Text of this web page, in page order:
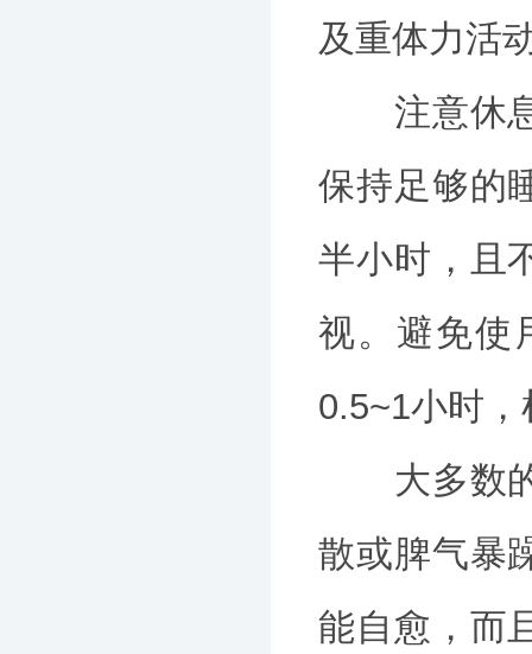
及重体力活
注意休息
保持足够的
半小时，且
视。避免使
0.5~1小时
大多数的
散或脾气暴
能自愈，而